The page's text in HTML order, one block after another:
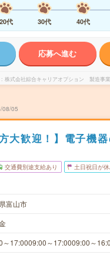
20代
30代 40代
応募へ進む
株式会社綜合キャリアオプション 製造事業
08/05
大歓迎！】電子機
交通費別途支給あり 土日祝日が
富山市
～17:0009:00～17:0009:00～